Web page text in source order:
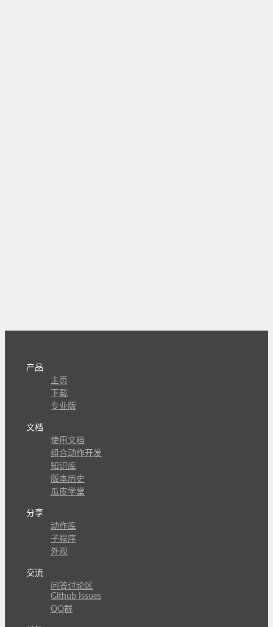
产品
主页
下载
专业版
文档
使用文档
组合动作开发
知识库
版本历史
瓜皮学堂
分享
动作库
子程序
外观
交流
问答讨论区
Github Issues
QQ群